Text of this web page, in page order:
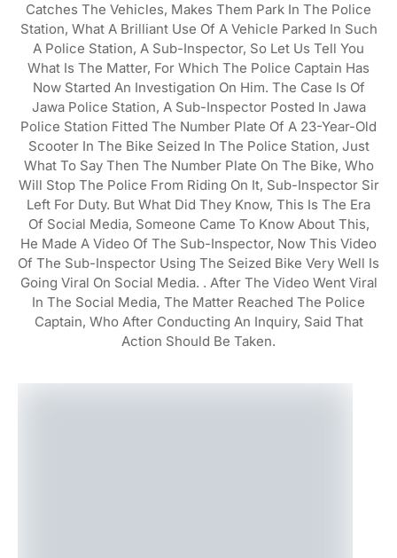
Catches The Vehicles, Makes Them Park In The Police
Station, What A Brilliant Use Of A Vehicle Parked In Such
A Police Station, A Sub-Inspector, So Let Us Tell You
What Is The Matter, For Which The Police Captain Has
Now Started An Investigation On Him. The Case Is Of
Jawa Police Station, A Sub-Inspector Posted In Jawa
Police Station Fitted The Number Plate Of A 23-Year-Old
Scooter In The Bike Seized In The Police Station, Just
What To Say Then The Number Plate On The Bike, Who
Will Stop The Police From Riding On It, Sub-Inspector Sir
Left For Duty. But What Did They Know, This Is The Era
Of Social Media, Someone Came To Know About This,
He Made A Video Of The Sub-Inspector, Now This Video
Of The Sub-Inspector Using The Seized Bike Very Well Is
Going Viral On Social Media. . After The Video Went Viral
In The Social Media, The Matter Reached The Police
Captain, Who After Conducting An Inquiry, Said That
Action Should Be Taken.